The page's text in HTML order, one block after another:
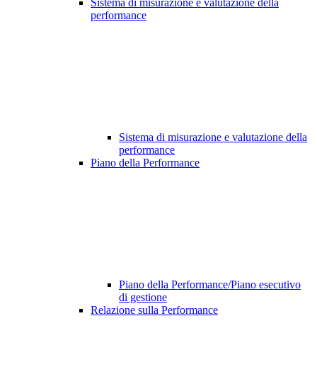
Sistema di misurazione e valutazione della
performance
Sistema di misurazione e valutazione della
performance
Piano della Performance
Piano della Performance/Piano esecutivo
di gestione
Relazione sulla Performance